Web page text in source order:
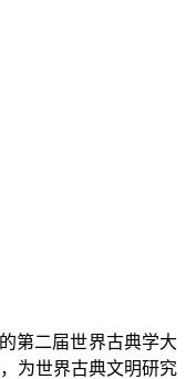
第二届世界古典学大
为世界古典文明研究